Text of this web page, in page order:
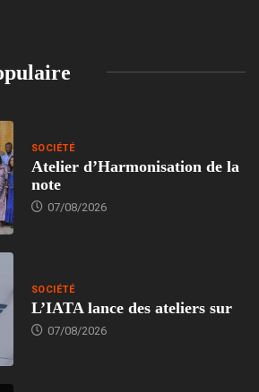
SOCIÉTÉ
Atelier d’Harmonisation de la
note
07/08/2026
SOCIÉTÉ
L’IATA lance des ateliers sur
07/08/2026